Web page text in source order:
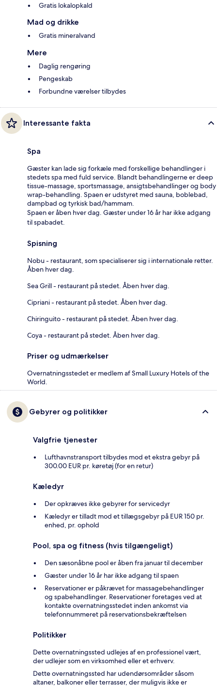
Gratis lokalopkald
Mad og drikke
Gratis mineralvand
Mere
Daglig rengøring
Pengeskab
Forbundne værelser tilbydes
Interessante fakta
Spa
Gæster kan lade sig forkæle med forskellige behandlinger i
stedets spa med fuld service. Blandt behandlingerne er deep
tissue-massage, sportsmassage, ansigtsbehandlinger og body
wrap-behandling. Spaen er udstyret med sauna, boblebad,
dampbad og tyrkisk bad/hammam.
Spaen er åben hver dag. Gæster under 16 år har ikke adgang
til spabadet.
Spisning
Nobu - restaurant, som specialiserer sig i internationale retter.
Åben hver dag.
Sea Grill - restaurant på stedet. Åben hver dag.
Cipriani - restaurant på stedet. Åben hver dag.
Chiringuito - restaurant på stedet. Åben hver dag.
Coya - restaurant på stedet. Åben hver dag.
Priser og udmærkelser
Overnatningsstedet er medlem af Small Luxury Hotels of the
World.
Gebyrer og politikker
Valgfrie tjenester
Lufthavnstransport tilbydes mod et ekstra gebyr på
300.00 EUR pr. køretøj (for en retur)
Kæledyr
Der opkræves ikke gebyrer for servicedyr
Kæledyr er tilladt mod et tillægsgebyr på EUR 150 pr.
enhed, pr. ophold
Pool, spa og fitness (hvis tilgængeligt)
Den sæsonåbne pool er åben fra januar til december
Gæster under 16 år har ikke adgang til spaen
Reservationer er påkrævet for massagebehandlinger
og spabehandlinger. Reservationer foretages ved at
kontakte overnatningsstedet inden ankomst via
telefonnummeret på reservationsbekræftelsen
Politikker
Dette overnatningssted udlejes af en professionel vært,
der udlejer som en virksomhed eller et erhverv.
Dette overnatningssted har udendørsområder såsom
altaner, balkoner eller terrasser, der muligvis ikke er